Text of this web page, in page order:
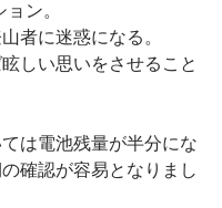
ン。
者に迷惑になる。
しい思いをさせること
は電池残量が半分にな
確認が容易となりまし